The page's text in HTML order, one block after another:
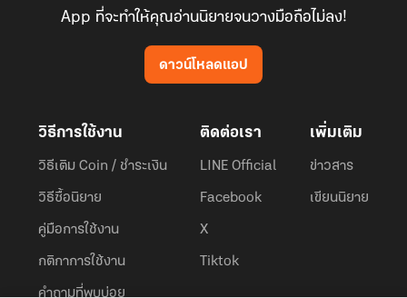
App ที่จะทำให้คุณอ่านนิยายจนวางมือถือไม่ลง!
ดาวน์โหลดแอป
วิธีการใช้งาน
วิธีเติม Coin / ชำระเงิน
วิธีซื้อนิยาย
คู่มือการใช้งาน
กติกาการใช้งาน
คำถามที่พบบ่อย
ติดต่อเรา
LINE Official
Facebook
X
Tiktok
เพิ่มเติม
ข่าวสาร
เขียนนิยาย